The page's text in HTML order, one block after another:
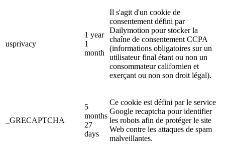
usprivacy
1 year
1
month
Il s'agit d'un cookie de
consentement défini par
Dailymotion pour stocker la
chaîne de consentement CCPA
(informations obligatoires sur un
utilisateur final étant ou non un
consommateur californien et
exerçant ou non son droit légal).
_GRECAPTCHA
5
months
27
days
Ce cookie est défini par le service
Google recaptcha pour identifier
les robots afin de protéger le site
Web contre les attaques de spam
malveillantes.